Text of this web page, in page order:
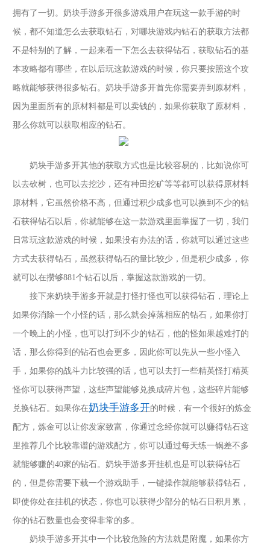
拥有了一切 。奶块手游多开很多游戏用户在玩这一款手游的时
候，都不知道怎么去获取钻石，对哪块游戏内钻石的获取方法都
不是特别的了解，一起来看一下怎么去获得钻石，获取钻石的基
本攻略都有哪些，在以后玩这款游戏的时候，你只要按照这个攻
略就能够获得很多钻石。奶块手游多开首先你需要弄到原材料，
因为里面所有的原材料都是可以卖钱的，如果你获取了原材料，
那么你就可以获取相应的钻石。
奶块手游多开其他的获取方式也是比较容易的，比如说你可
以去砍树，也可以去挖沙，还有种田挖矿等等都可以获得原材料
原材料，它虽然价格不高，但通过积少成多也可以换到不少的钻
石获得钻石以后，你就能够在这一款游戏里面掌握了一切，我们
日常玩这款游戏的时候，如果没有办法的话，你就可以通过这些
方式去获得钻石，虽然获得钻石的量比较少，但是积少成多，你
就可以在攒够881个钻石以后，掌握这款游戏的一切。
接下来奶块手游多开就是打怪打怪也可以获得钻石，理论上
如果你消除一个小怪的话，那么就会掉落相应的钻石，如果你打
一个晚上的小怪，也可以打到不少的钻石，他的怪如果越难打的
话，那么你得到的钻石也会更多，因此你可以先从一些小怪入
手，如果你的战斗力比较强的话，也可以去打一些精英怪打精英
怪你可以获得声望，这些声望能够兑换成碎片包，这些碎片能够
兑换钻石。如果你在奶块手游多开的时候，有一个很好的炼金
配方，炼金可以让你发家致富，你通过念经你就可以赚得钻石这
里推荐几个比较靠谱的游戏配方，你可以通过每天练一锅差不多
就能够赚的40家的钻石。奶块手游多开挂机也是可以获得钻石
的，但是你需要下载一个游戏助手，一键操作就能够获得钻石，
即使你处在挂机的状态，你也可以获得少部分的钻石日积月累，
你的钻石数量也会变得非常的多。
奶块手游多开其中一个比较危险的方法就是附魔，如果你方